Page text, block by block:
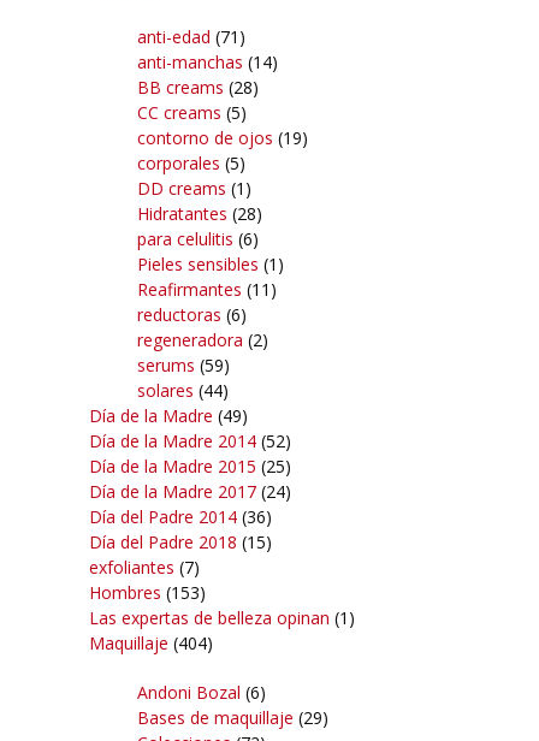
anti-edad (71)
anti-manchas (14)
BB creams (28)
CC creams (5)
contorno de ojos (19)
corporales (5)
DD creams (1)
Hidratantes (28)
para celulitis (6)
Pieles sensibles (1)
Reafirmantes (11)
reductoras (6)
regeneradora (2)
serums (59)
solares (44)
Día de la Madre (49)
Día de la Madre 2014 (52)
Día de la Madre 2015 (25)
Día de la Madre 2017 (24)
Día del Padre 2014 (36)
Día del Padre 2018 (15)
exfoliantes (7)
Hombres (153)
Las expertas de belleza opinan (1)
Maquillaje (404)
Andoni Bozal (6)
Bases de maquillaje (29)